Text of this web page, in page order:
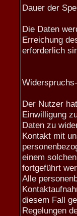
Dauer der
Die Daten
Erreichung
erforderlich
Der Nutzer
Einwilligung
Daten zu
Kontakt mit
einem
fortgeführt
Alle
diesem Fall
Regelungen